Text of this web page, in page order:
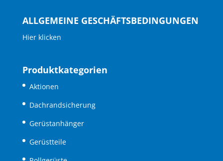
ALLGEMEINE GESCHÄFTSBEDINGUNGEN
Hier klicken
Produktkategorien
Aktionen
Dachrandsicherung
Gerüstanhänger
Gerüstteile